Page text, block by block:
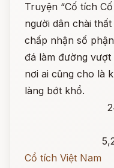
Truyện “Cố tích
người dân chài
chấp nhận số
đá làm đường
nơi ai cũng cho là
làng bớt khổ.
Cổ tích Việt Nam